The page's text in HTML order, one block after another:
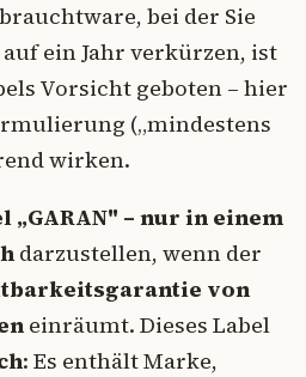
bei der Sie
ein Jahr verkürzen, ist
Vorsicht geboten – hier
(„mindestens
wirken.
„GARAN" – nur in einem
darzustellen, wenn der
von
einräumt. Dieses Label
: Es enthält Marke,